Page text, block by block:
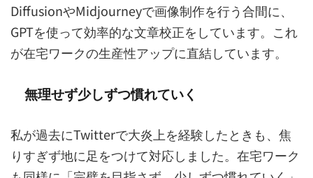
DiffusionやMidjourneyで画像制作を行う合間に、
GPTを使って効率的な文章校正をしています。これ
が在宅ワークの生産性アップに直結しています。
無理せず少しずつ慣れていく
私が過去にTwitterで大炎上を経験したときも、焦
りすぎず地に足をつけて対応しました。在宅ワーク